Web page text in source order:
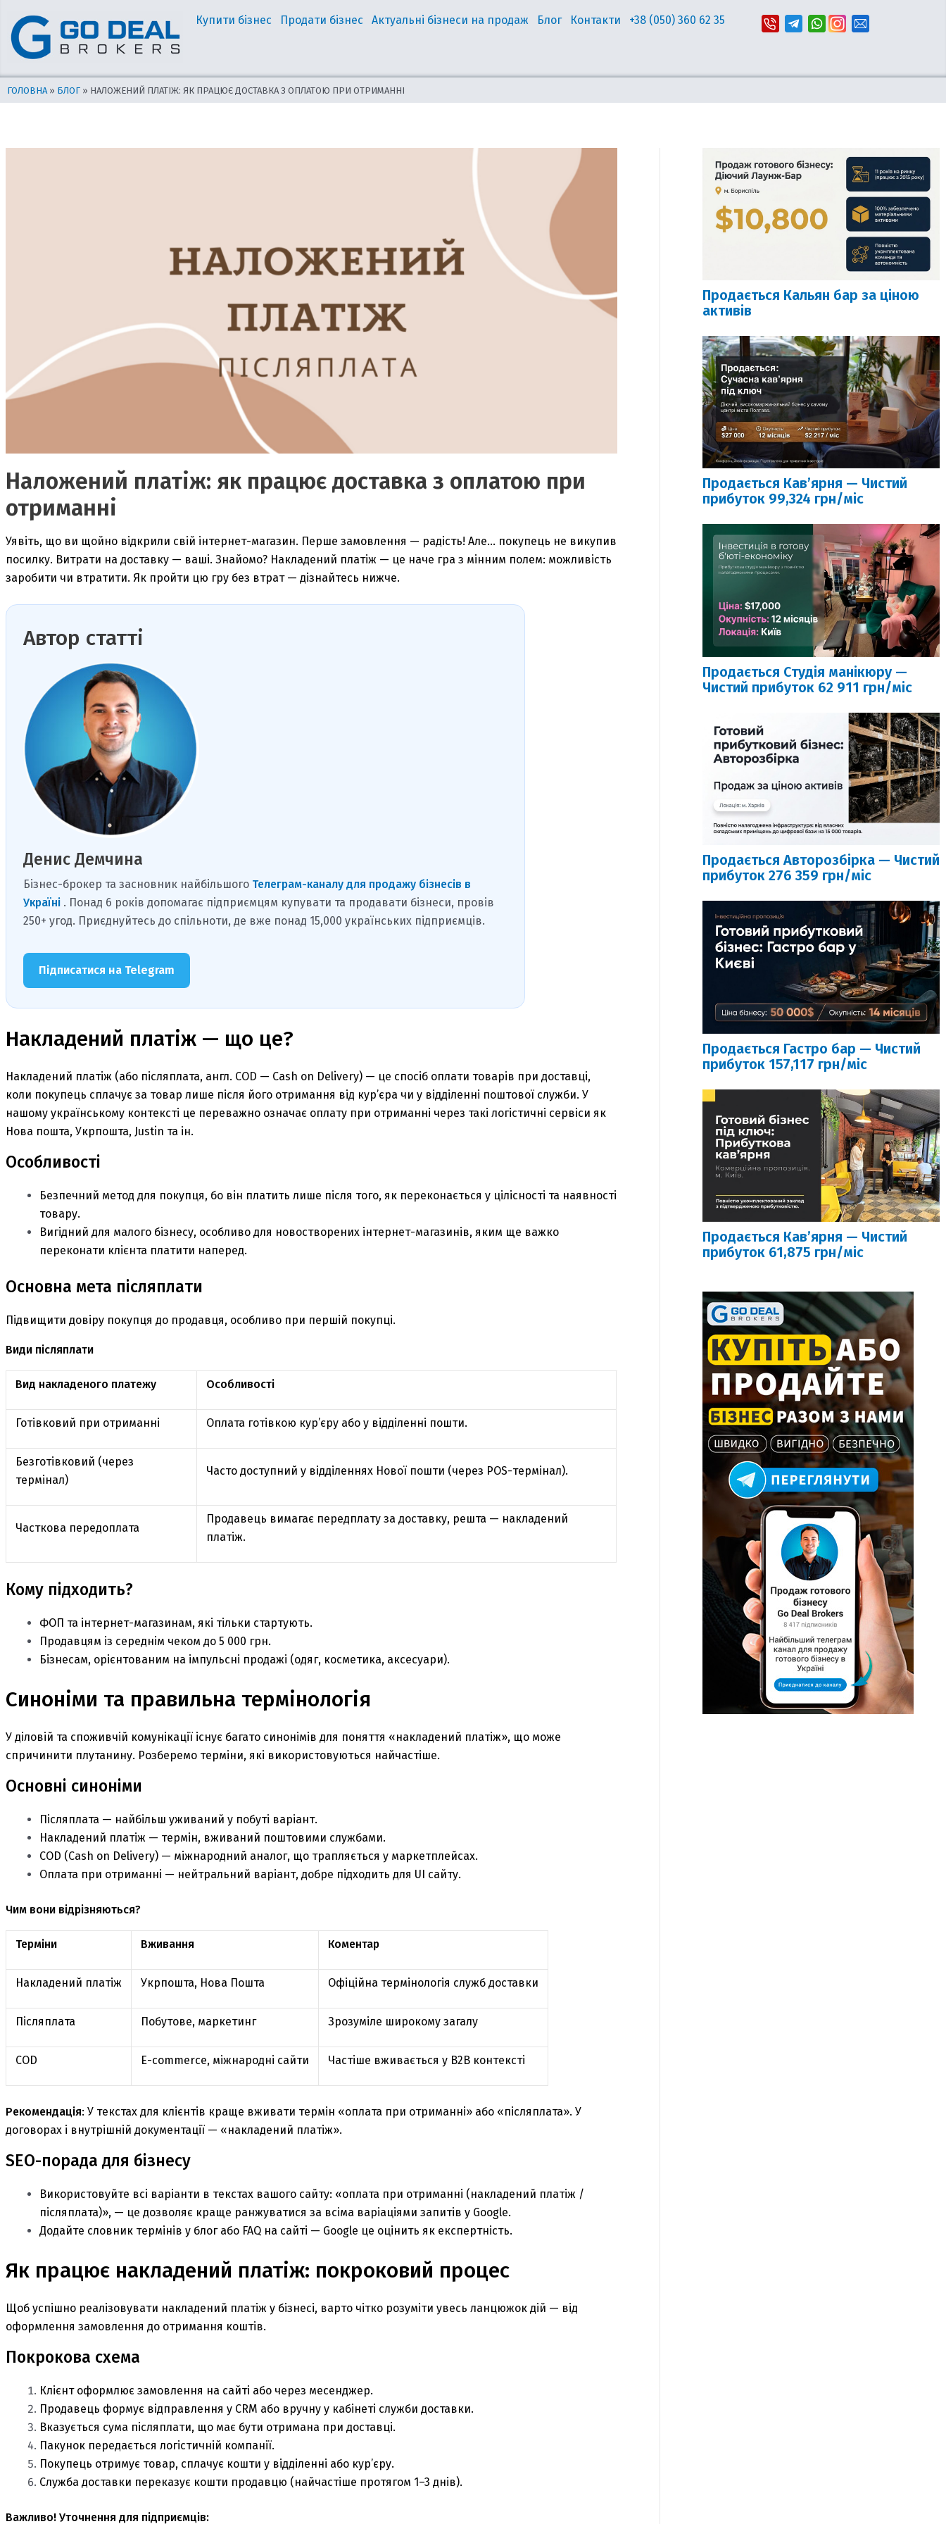
вмісту
Купити бізнес Продати бізнес Актуальні бізнеси на продаж Блог Контакти +38 (050) 360 62 35
ГОЛОВНА » БЛОГ » НАЛОЖЕНИЙ ПЛАТІЖ: ЯК ПРАЦЮЄ ДОСТАВКА З ОПЛАТОЮ ПРИ ОТРИМАННІ
Наложений платіж: як працює доставка з оплатою при
отриманні
Уявіть, що ви щойно відкрили свій інтернет-магазин. Перше замовлення — радість! Але… покупець не викупив
посилку. Витрати на доставку — ваші. Знайомо? Накладений платіж — це наче гра з мінним полем: можливість
заробити чи втратити. Як пройти цю гру без втрат — дізнайтесь нижче.
Автор статті
Денис Демчина
Бізнес-брокер та засновник найбільшого Телеграм-каналу для продажу бізнесів в
Україні . Понад 6 років допомагає підприємцям купувати та продавати бізнеси, провів
250+ угод. Приєднуйтесь до спільноти, де вже понад 15,000 українських підприємців.
Підписатися на Telegram
Накладений платіж — що це?
Накладений платіж (або післяплата, англ. COD — Cash on Delivery) — це спосіб оплати товарів при доставці,
коли покупець сплачує за товар лише після його отримання від кур’єра чи у відділенні поштової служби. У
нашому українському контексті це переважно означає оплату при отриманні через такі логістичні сервіси як
Нова пошта, Укрпошта, Justin та ін.
Особливості
Безпечний метод для покупця, бо він платить лише після того, як переконається у цілісності та наявності
товару.
Вигідний для малого бізнесу, особливо для новостворених інтернет-магазинів, яким ще важко
переконати клієнта платити наперед.
Основна мета післяплати
Підвищити довіру покупця до продавця, особливо при першій покупці.
Види післяплати
Вид накладеного платежу Особливості
Готівковий при отриманні Оплата готівкою кур’єру або у відділенні пошти.
Безготівковий (через
термінал)
Часто доступний у відділеннях Нової пошти (через POS-термінал).
Часткова передоплата
Продавець вимагає передплату за доставку, решта — накладений
платіж.
Кому підходить?
ФОП та інтернет-магазинам, які тільки стартують.
Продавцям із середнім чеком до 5 000 грн.
Бізнесам, орієнтованим на імпульсні продажі (одяг, косметика, аксесуари).
Синоніми та правильна термінологія
У діловій та споживчій комунікації існує багато синонімів для поняття «накладений платіж», що може
спричинити плутанину. Розберемо терміни, які використовуються найчастіше.
Основні синоніми
Післяплата — найбільш уживаний у побуті варіант.
Накладений платіж — термін, вживаний поштовими службами.
COD (Cash on Delivery) — міжнародний аналог, що трапляється у маркетплейсах.
Оплата при отриманні — нейтральний варіант, добре підходить для UI сайту.
Чим вони відрізняються?
Терміни Вживання Коментар
Накладений платіж Укрпошта, Нова Пошта Офіційна термінологія служб доставки
Післяплата Побутове, маркетинг Зрозуміле широкому загалу
COD E-commerce, міжнародні сайти Частіше вживається у B2B контексті
Рекомендація: У текстах для клієнтів краще вживати термін «оплата при отриманні» або «післяплата». У
договорах і внутрішній документації — «накладений платіж».
SEO-порада для бізнесу
Використовуйте всі варіанти в текстах вашого сайту: «оплата при отриманні (накладений платіж /
післяплата)», — це дозволяє краще ранжуватися за всіма варіаціями запитів у Google.
Додайте словник термінів у блог або FAQ на сайті — Google це оцінить як експертність.
Як працює накладений платіж: покроковий процес
Щоб успішно реалізовувати накладений платіж у бізнесі, варто чітко розуміти увесь ланцюжок дій — від
оформлення замовлення до отримання коштів.
Покрокова схема
Клієнт оформлює замовлення на сайті або через месенджер.
Продавець формує відправлення у CRM або вручну у кабінеті служби доставки.
Вказується сума післяплати, що має бути отримана при доставці.
Пакунок передається логістичній компанії.
Покупець отримує товар, сплачує кошти у відділенні або кур’єру.
Служба доставки переказує кошти продавцю (найчастіше протягом 1–3 днів).
Важливо! Уточнення для підприємців:
по
запису
Продається Кальян бар за ціною
активів
Продається Кавʼярня — Чистий
прибуток 99,324 грн/міс
Продається Студія манікюру —
Чистий прибуток 62 911 грн/міс
Продається Авторозбірка — Чистий
прибуток 276 359 грн/міс
Продається Гастро бар — Чистий
прибуток 157,117 грн/міс
Продається Кавʼярня — Чистий
прибуток 61,875 грн/міс